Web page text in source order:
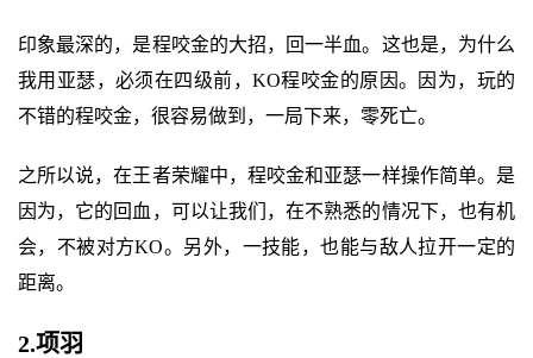
印象最深的，是程咬金的大招，回一半血。这也是，为什么
我用亚瑟，必须在四级前，KO程咬金的原因。因为，玩的
不错的程咬金，很容易做到，一局下来，零死亡。
之所以说，在王者荣耀中，程咬金和亚瑟一样操作简单。是
因为，它的回血，可以让我们，在不熟悉的情况下，也有机
会，不被对方KO。另外，一技能，也能与敌人拉开一定的
距离。
2.项羽